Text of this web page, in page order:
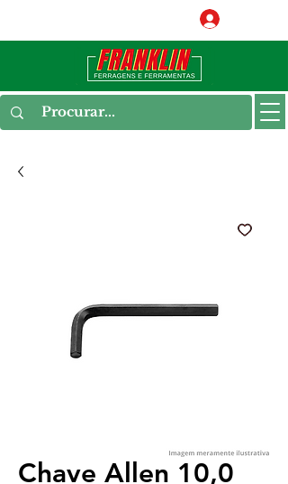
Chave Allen 10,0